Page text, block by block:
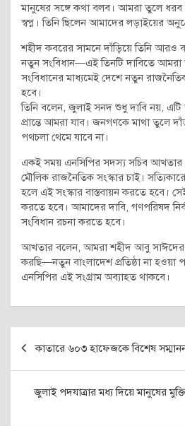
মানুষের সঙ্গে কথা বলব। আমরা তুলে
স্বপ্ন। তিনি ছিলেন আমাদের লড়াইয়ের
শহীদ কবরের সামনে দাঁড়িয়ে তিনি আরও
নতুন সংবিধান—এই তিনটি দাবিতে
সংবিধানের মাধ্যমেই দেশে নতুন
হবে।
তিনি বলেন, জুলাই সনদ শুধু দাবি নয়, এটি
প্রান্তে আমরা যাব। জনগণকে মাথা তুলে
পথচলা থেমে যাবে না।
একই সময় এনসিপির সদস্য সচিব
মৌলিক রাজনৈতিক সংস্কার চাই।
হলে এই সংস্কার বাস্তবায়ন করতে হবে।
করতে হবে। আমাদের দাবি, গণপরিষদ
সংবিধান রচনা করতে হবে।
আখতার বলেন, আমরা শহীদ আবু সাঈদের
করছি—নতুন বাংলাদেশ প্রতিষ্ঠা না হওয়া
এনসিপির এই সংগ্রাম অব্যাহত থাকবে।
navigation
কাতারে ৬০৩ হাফেজকে বিশেষ
জুলাই পদযাত্রার মধ্য দিয়ে মানুষের